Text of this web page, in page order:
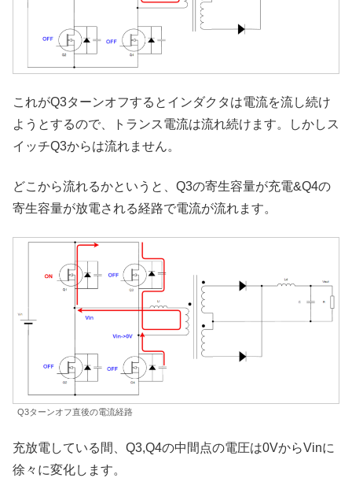
これがQ3ターンオフするとインダクタは電流を流し続け
ようとするので、トランス電流は流れ続けます。しかしス
イッチQ3からは流れません。
どこから流れるかというと、Q3の寄生容量が充電&Q4の
寄生容量が放電される経路で電流が流れます。
Q3ターンオフ直後の電流経路
充放電している間、Q3,Q4の中間点の電圧は0VからVinに
徐々に変化します。